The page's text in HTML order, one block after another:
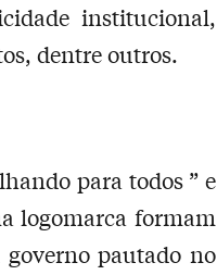
institucional,
dentre outros.
para todos ” e
logomarca formam
pautado no